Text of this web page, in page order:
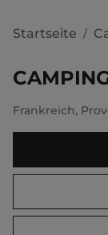
Startseite /
Frankreich,